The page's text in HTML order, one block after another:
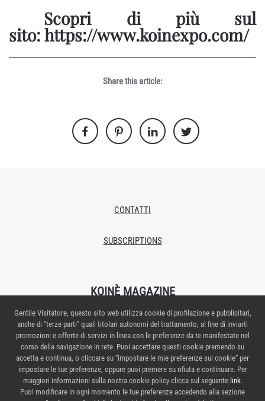
Scopri di più sul
sito:https://www.koinexpo.com/
Share this article:
CONTATTI
SUBSCRIPTIONS
KOINÈ MAGAZINE
Proprietario/editore: Italian Exhibition Group S.p.A.
Autorizzazione del Tribunale di Rimini n.269 del 08/02/2018
Redazione: Via Emilia 155 – 47921 Rimini
Direttore responsabile: Elisabetta Vitali
Contattaci:
PRIVACY POLICY
Gentile Visitatore, questo sito web utilizza cookie di profilazione e pubblicitari,
anche di “terze parti” quali titolari autonomi del trattamento, al fine di inviarti
promozioni e offerte di servizi in linea con le preferenze da te manifestate nel
corso della navigazione in rete. Puoi accettare questi cookie premendo su
accetta e continua, o cliccare su “impostare le mie preferenze sui cookie” per
impostare le tue preferenze, oppure puoi premere su rifiuta e continuare. Per
maggiori informazioni sulla nostra cookie policy clicca sul seguente link.
Puoi modificare in ogni momento le tue preferenze accedendo alla sezione